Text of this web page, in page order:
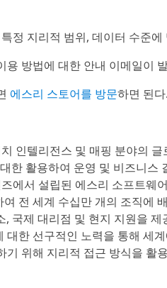
정 지리적 범위, 데이터 수준
용 방법에 대한 안내 이메일이
에스리 스토어를 방문하면 된다.
인텔리전스 및 매핑 분야의
한 활용하여 운영 및 비즈니스
에서 설립된 에스리 소프트웨
전 세계 수십만 개의 조직에
국제 대리점 및 현지 지원을
대한 선구적인 노력을 통해 세
위해 지리적 접근 방식을 활